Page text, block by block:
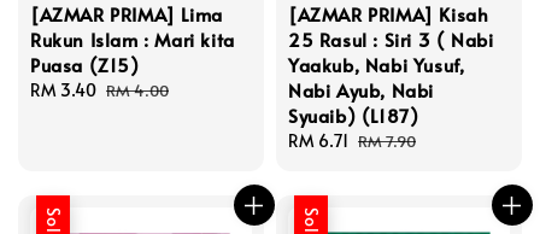
[AZMAR PRIMA] Lima
Rukun Islam : Mari kita
Puasa (Z15)
Sale
RM 3.40 Regular
RM 4.00
[AZMAR PRIMA] Kisah
25 Rasul : Siri 3 ( Nabi
Yaakub, Nabi Yusuf,
Nabi Ayub, Nabi
Syuaib) (L187)
Sale
RM 6.71 Regular
RM 7.90